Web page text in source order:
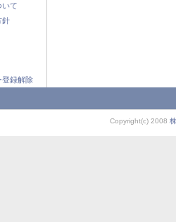
いて
針
登録解除
Copyright(c) 2008